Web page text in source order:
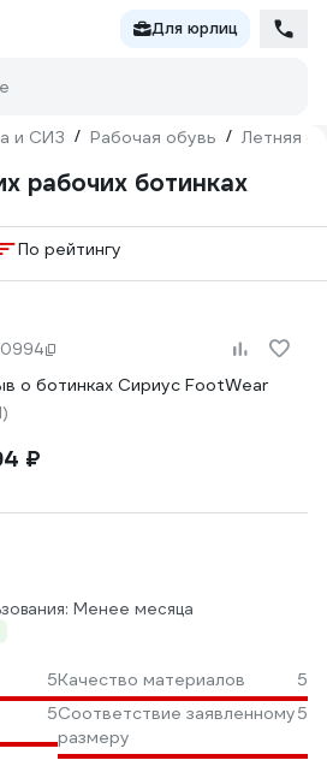
Для юрлиц
и СИЗ / Рабочая обувь / Летняя
рабочих ботинках
По рейтингу
о ботинках Сириус FootWear
₽
Менее месяца
5Качество материалов
5
5Соответствие заявленному
размеру
5